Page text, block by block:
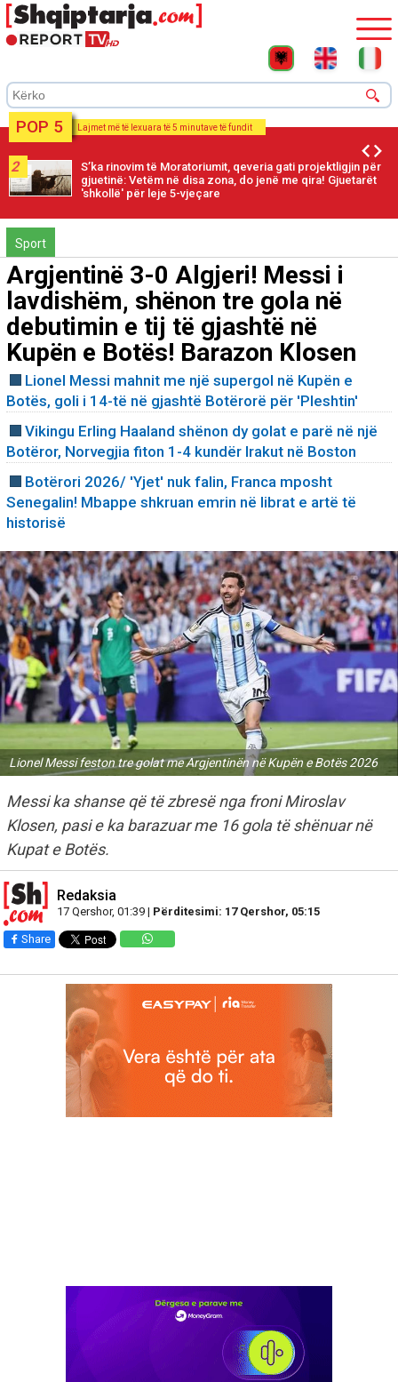
POP 5 Lajmet më të lexuara të 5 minutave të fundit
2
S’ka rinovim të Moratoriumit, qeveria gati projektligjin për
gjuetinë: Vetëm në disa zona, do jenë me qira! Gjuetarët
'shkollë' për leje 5-vjeçare
Sport
Argjentinë 3-0 Algjeri! Messi i
lavdishëm, shënon tre gola në
debutimin e tij të gjashtë në
Kupën e Botës! Barazon Klosen
Lionel Messi mahnit me një supergol në Kupën e
Botës, goli i 14-të në gjashtë Botërorë për 'Pleshtin'
Vikingu Erling Haaland shënon dy golat e parë në një
Botëror, Norvegjia fiton 1-4 kundër Irakut në Boston
Botërori 2026/ 'Yjet' nuk falin, Franca mposht
Senegalin! Mbappe shkruan emrin në librat e artë të
historisë
Lionel Messi feston tre golat me Argjentinën në Kupën e Botës 2026
Messi ka shanse që të zbresë nga froni Miroslav
Klosen, pasi e ka barazuar me 16 gola të shënuar në
Kupat e Botës.
Redaksia
17 Qershor, 01:39 | Përditesimi: 17 Qershor, 05:15
Share